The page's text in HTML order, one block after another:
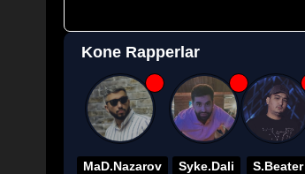
Kone Rapperlar
MaD.Nazarov Syke.Dali S.Beater